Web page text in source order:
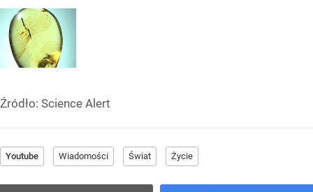
Źródło: Science Alert
Youtube Wiadomości Świat Życie